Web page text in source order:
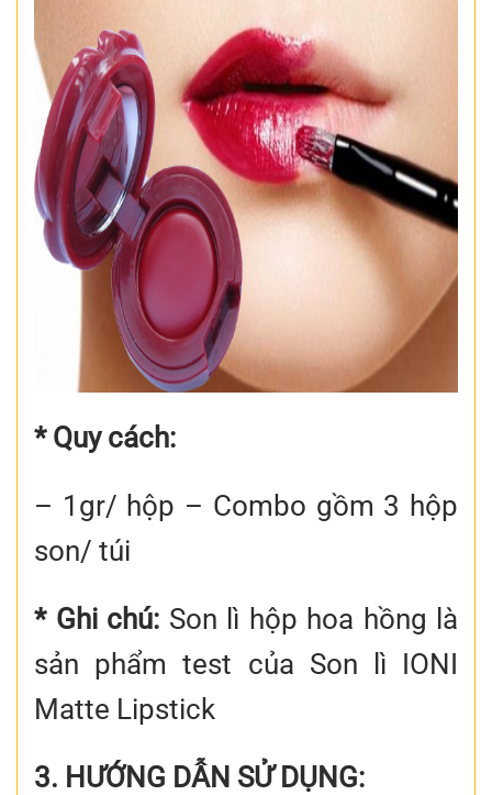
* Quy cách:
– 1gr/ hộp – Combo gồm 3 hộp
son/ túi
* Ghi chú: Son lì hộp hoa hồng là
sản phẩm test của Son lì IONI
Matte Lipstick
3. HƯỚNG DẪN SỬ DỤNG: